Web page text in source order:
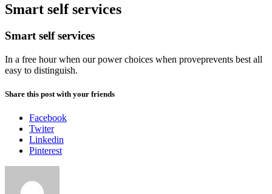
Smart self services
Smart self services
In a free hour when our power choices when proveprevents best all
easy to distinguish.
Share this post with your friends
Facebook
Twiter
Linkedin
Pinterest